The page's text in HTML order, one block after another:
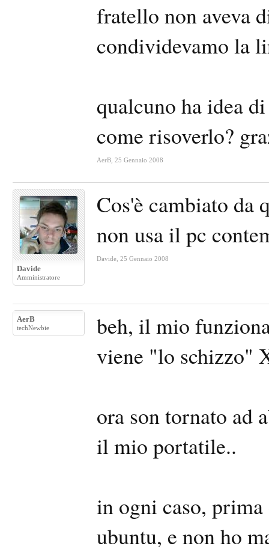
fratello non aveva
condividevamo la
qualcuno ha idea
come risoverlo?
AerB 25 Gennaio 2008
Davide
Amministratore
Cos'è cambiato da
non usa il pc
Davide 25 Gennaio 2008
AerB
techNewbie
beh, il mio
viene "lo schizzo"
ora son tornato ad
il mio portatile..
in ogni caso,
ubuntu, e non ho